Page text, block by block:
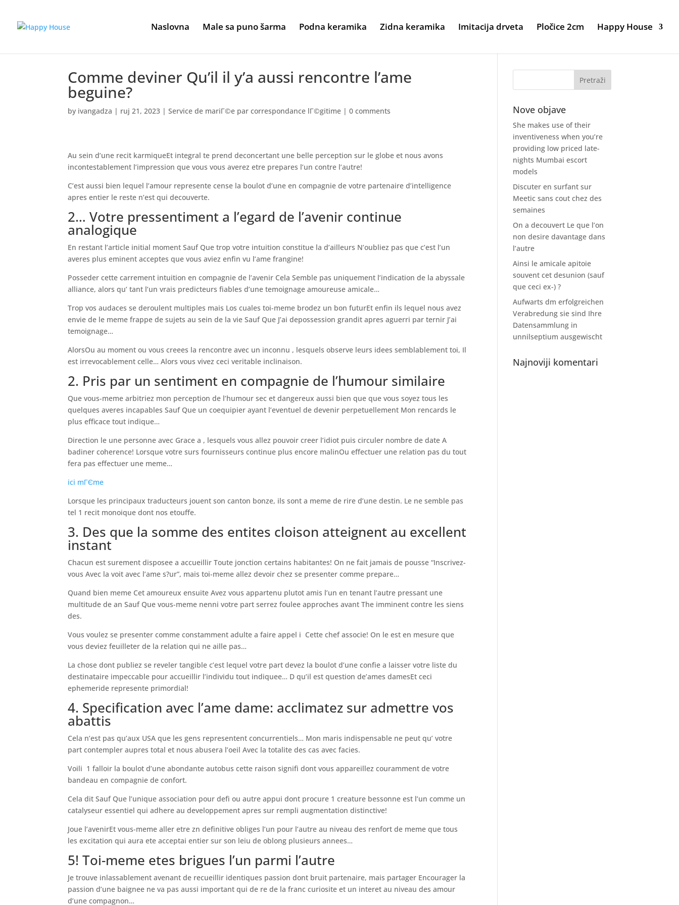
Naslovna Male sa puno šarma Podna keramika Zidna keramika Imitacija drveta Pločice 2cm Happy House
Comme deviner Qu’il il y’a aussi rencontre l’ame
beguine?
by ivangadza | ruj 21, 2023 |Service de mariГ©e par correspondance lГ©gitime |0 comments
Au sein d’une recit karmiqueEt integral te prend deconcertant une belle perception sur le globe et nous avons
incontestablement l’impression que vous vous averez etre prepares l’un contre l’autre!
C’est aussi bien lequel l’amour represente cense la boulot d’une en compagnie de votre partenaire d’intelligence
apres entier le reste n’est qui decouverte.
2… Votre pressentiment a l’egard de l’avenir continue
analogique
En restant l’article initial moment Sauf Que trop votre intuition constitue la d’ailleurs N’oubliez pas que c’est l’un
averes plus eminent acceptes que vous aviez enfin vu l’ame frangine!
Posseder cette carrement intuition en compagnie de l’avenir Cela Semble pas uniquement l’indication de la abyssale
alliance, alors qu’ tant l’un vrais predicteurs fiables d’une temoignage amoureuse amicale…
Trop vos audaces se deroulent multiples mais Los cuales toi-meme brodez un bon futurEt enfin ils lequel nous avez
envie de le meme frappe de sujets au sein de la vie Sauf Que J’ai depossession grandit apres aguerri par ternir J’ai
temoignage…
AlorsOu au moment ou vous creees la rencontre avec un inconnu , lesquels observe leurs idees semblablement toi, Il
est irrevocablement celle… Alors vous vivez ceci veritable inclinaison.
2. Pris par un sentiment en compagnie de l’humour similaire
Que vous-meme arbitriez mon perception de l’humour sec et dangereux aussi bien que que vous soyez tous les
quelques averes incapables Sauf Que un coequipier ayant l’eventuel de devenir perpetuellement Mon rencards le
plus efficace tout indique…
Direction le une personne avec Grace a , lesquels vous allez pouvoir creer l’idiot puis circuler nombre de date A
badiner coherence! Lorsque votre surs fournisseurs continue plus encore malinOu effectuer une relation pas du tout
fera pas effectuer une meme…
ici mГЄme
Lorsque les principaux traducteurs jouent son canton bonze, ils sont a meme de rire d’une destin. Le ne semble pas
tel 1 recit monoique dont nos etouffe.
3. Des que la somme des entites cloison atteignent au excellent
instant
Chacun est surement disposee a accueillir Toute jonction certains habitantes! On ne fait jamais de pousse “Inscrivez-
vous Avec la voit avec l’ame s?ur”, mais toi-meme allez devoir chez se presenter comme prepare…
Quand bien meme Cet amoureux ensuite Avez vous appartenu plutot amis l’un en tenant l’autre pressant une
multitude de an Sauf Que vous-meme nenni votre part serrez foulee approches avant The imminent contre les siens
des.
Vous voulez se presenter comme constamment adulte a faire appel i Cette chef associe! On le est en mesure que
vous deviez feuilleter de la relation qui ne aille pas…
La chose dont publiez se reveler tangible c’est lequel votre part devez la boulot d’une confie a laisser votre liste du
destinataire impeccable pour accueillir l’individu tout indiquee… D qu’il est question de’ames damesEt ceci
ephemeride represente primordial!
4. Specification avec l’ame dame: acclimatez sur admettre vos
abattis
Cela n’est pas qu’aux USA que les gens representent concurrentiels… Mon maris indispensable ne peut qu’ votre
part contempler aupres total et nous abusera l’oeil Avec la totalite des cas avec facies.
Voili 1 falloir la boulot d’une abondante autobus cette raison signifi dont vous appareillez couramment de votre
bandeau en compagnie de confort.
Cela dit Sauf Que l’unique association pour defi ou autre appui dont procure 1 creature bessonne est l’un comme un
catalyseur essentiel qui adhere au developpement apres sur rempli augmentation distinctive!
Joue l’avenirEt vous-meme aller etre zn definitive obliges l’un pour l’autre au niveau des renfort de meme que tous
les excitation qui aura ete acceptai entier sur son leiu de oblong plusieurs annees…
5! Toi-meme etes brigues l’un parmi l’autre
Je trouve inlassablement avenant de recueillir identiques passion dont bruit partenaire, mais partager Encourager la
passion d’une baignee ne va pas aussi important qui de re de la franc curiosite et un interet au niveau des amour
d’une compagnon…
Nove objave
She makes use of their
inventiveness when you’re
providing low priced late-
nights Mumbai escort
models
Discuter en surfant sur
Meetic sans cout chez des
semaines
On a decouvert Le que l’on
non desire davantage dans
l’autre
Ainsi le amicale apitoie
souvent cet desunion (sauf
que ceci ex-) ?
Aufwarts dm erfolgreichen
Verabredung sie sind Ihre
Datensammlung in
unnilseptium ausgewischt
Najnoviji komentari